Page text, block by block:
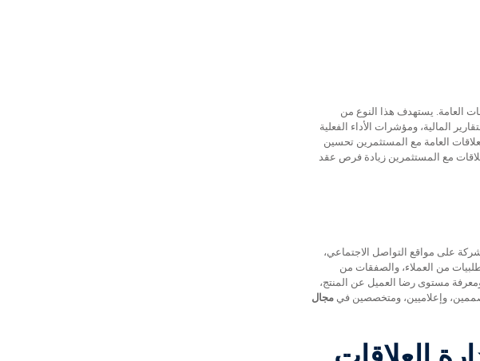
العامة. يستهدف هذا النوع من
المالية، ومؤشرات الأداء الفعلية
العامة مع المستثمرين تحسين
مع المستثمرين زيادة فرص عقد
على مواقع التواصل الاجتماعي،
من العملاء، والصفقات من
مستوى رضا العميل عن المنتج،
وإعلاميين، ومتخصصين في مجال